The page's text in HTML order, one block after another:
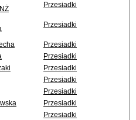
Przesiadki
Przesiadki
Przesiadki
Przesiadki
Przesiadki
Przesiadki
Przesiadki
Przesiadki
Przesiadki